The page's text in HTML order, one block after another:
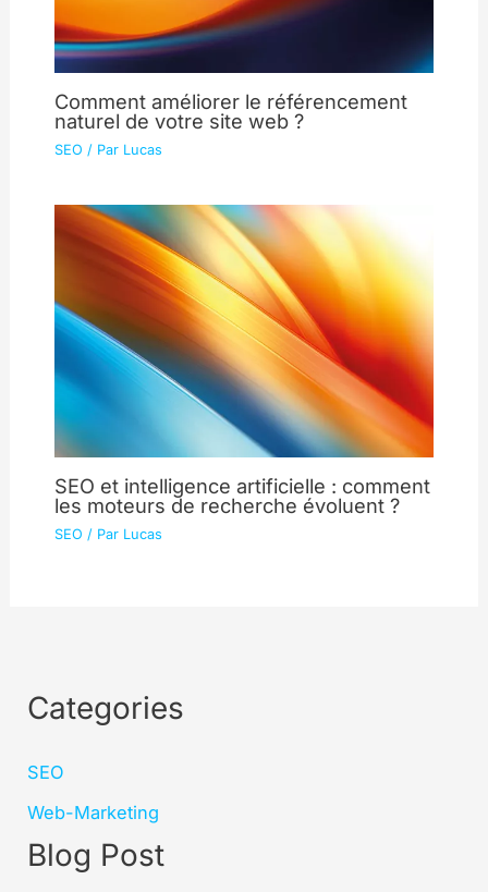
Comment améliorer le référencement
naturel de votre site web ?
SEO / Par Lucas
SEO et intelligence artificielle : comment
les moteurs de recherche évoluent ?
SEO / Par Lucas
Categories
SEO
Web-Marketing
Blog Post